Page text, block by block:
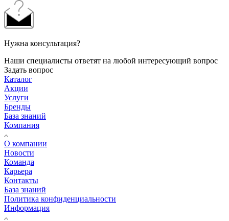
Нужна консультация?
Наши специалисты ответят на любой интересующий вопрос
Задать вопрос
Каталог
Акции
Услуги
Бренды
База знаний
Компания
О компании
Новости
Команда
Карьера
Контакты
База знаний
Политика конфиденциальности
Информация